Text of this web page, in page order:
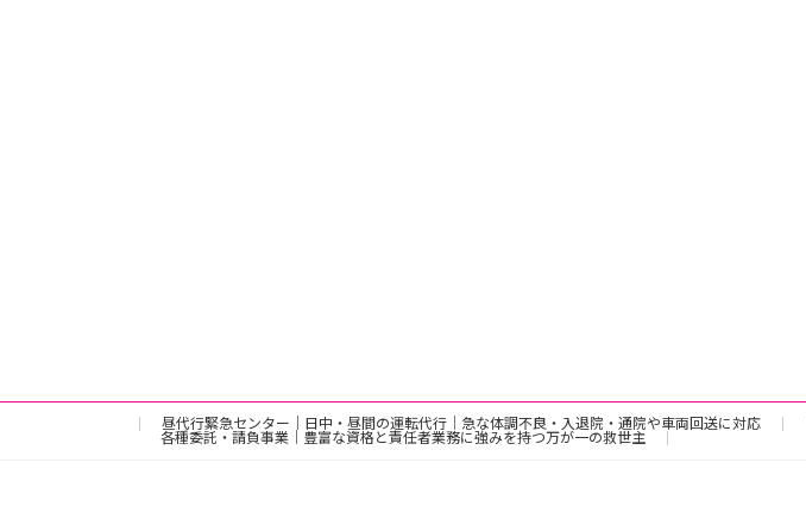
昼代行緊急センター｜日中・昼間の運転代行｜急な体調不良・入退院・通院や車両回送に対応
各種委託・請負事業｜豊富な資格と責任者業務に強みを持つ万が一の救世主